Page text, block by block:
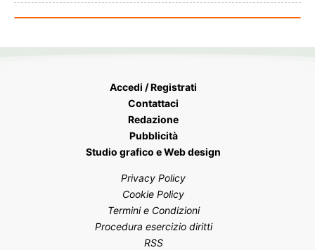
Accedi / Registrati
Contattaci
Redazione
Pubblicità
Studio grafico e Web design
Privacy Policy
Cookie Policy
Termini e Condizioni
Procedura esercizio diritti
RSS